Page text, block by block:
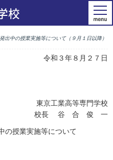
出中の授業実施等について（９月１日以降）
令和３年８月２７日
東京工業高等専門学校
校長 谷 合 俊 一
の授業実施等について